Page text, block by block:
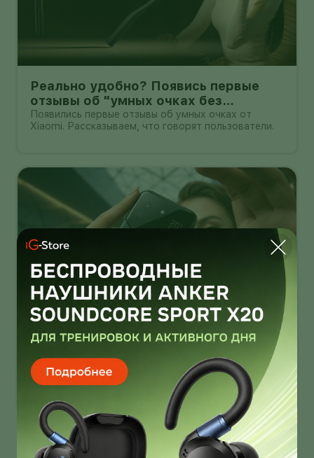
Реально удобно? Появись первые
отзывы об "умных очках без
дисплея" от Xioami
Появились первые отзывы об умных очках от
Xiaomi. Рассказываем, что говорят пользователи.
Infinix Note 60 Ultra от Pininfarina
умеет звонить через спутник
Infinix Note 60 Ultra получил дизайн от Pininfarina!
И это далеко не единственная фича новинки!
О нас